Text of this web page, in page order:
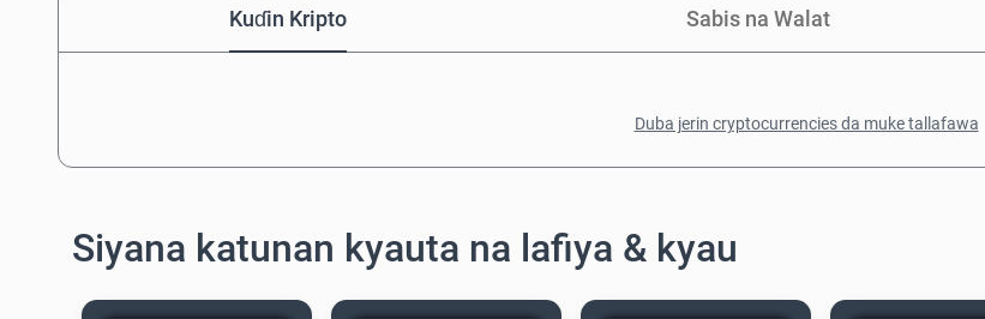
Kuɗin Kripto Sabis na Walat
Duba jerin cryptocurrencies da muke tallafawa
Siyana katunan kyauta na lafiya & kyau